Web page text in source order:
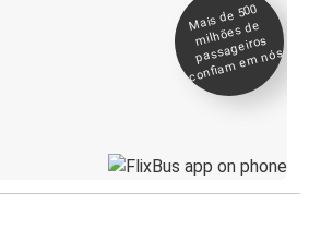
Mais de 500
milhões de
passageiros
confia
m e
m nós